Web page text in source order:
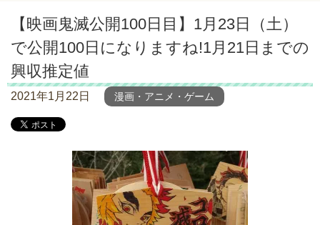
【映画鬼滅公開100日目】1月23日（土）
で公開100日になりますね!1月21日までの
興収推定値
2021年1月22日 漫画・アニメ・ゲーム